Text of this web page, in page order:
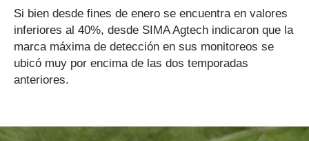
Lechería
Tecnología
Maquinaria agrícola
Agenda
Clima
Si bien desde fines de enero se encuentra en valores
inferiores al 40%, desde SIMA Agtech indicaron que la
marca máxima de detección en sus monitoreos se
ubicó muy por encima de las dos temporadas
anteriores.